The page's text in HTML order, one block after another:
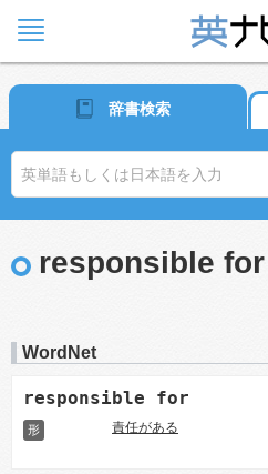
辞書検索
responsible for
WordNet
responsible for
形 責任がある